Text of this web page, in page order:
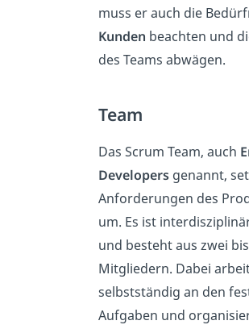
muss er auch die
Kunden beachten und
des Teams abwägen.
Team
Das Scrum Team, auch
Developersgenannt,
Anforderungen des
um. Es ist
und besteht aus zwei
Mitgliedern. Dabei
selbstständig an den
Aufgaben und